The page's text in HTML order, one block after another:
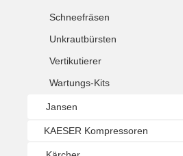
Schneefräsen
Unkrautbürsten
Vertikutierer
Wartungs-Kits
Jansen
KAESER Kompressoren